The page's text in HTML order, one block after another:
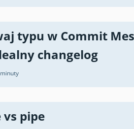
typu w Commit
changelog
vs pipe